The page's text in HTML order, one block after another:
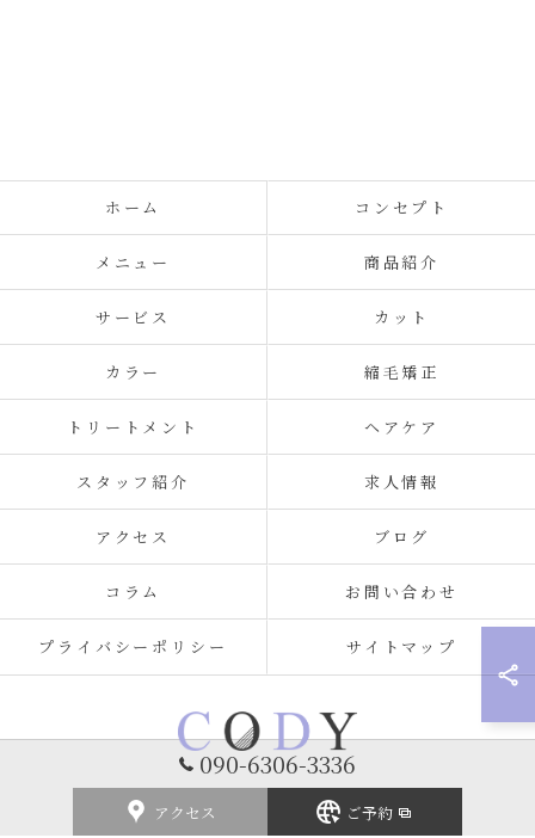
090-6306-3336
アクセス ご予約
ホーム コンセプト
メニュー 商品紹介
サービス カット
カラー 縮毛矯正
トリートメント ヘアケア
スタッフ紹介 求人情報
アクセス ブログ
コラム お問い合わせ
プライバシーポリシー サイトマップ
© 2026 福岡県北九州の美容室ならCODY ALL RIGHTS RESERVED.